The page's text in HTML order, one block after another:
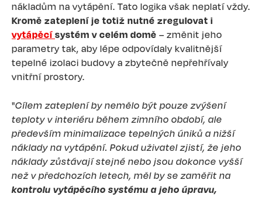
nákladům na vytápění. Tato logika však neplatí vždy.
Kromě zateplení je totiž nutné zregulovat i
vytápěcí systém v celém domě – změnit jeho
parametry tak, aby lépe odpovídaly kvalitnější
tepelné izolaci budovy a zbytečně nepřehřívaly
vnitřní prostory.
"Cílem zateplení by nemělo být pouze zvýšení
teploty v interiéru během zimního období, ale
především minimalizace tepelných úniků a nižší
náklady na vytápění. Pokud uživatel zjistí, že jeho
náklady zůstávají stejné nebo jsou dokonce vyšší
než v předchozích letech, měl by se zaměřit na
kontrolu vytápěcího systému a jeho úpravu,